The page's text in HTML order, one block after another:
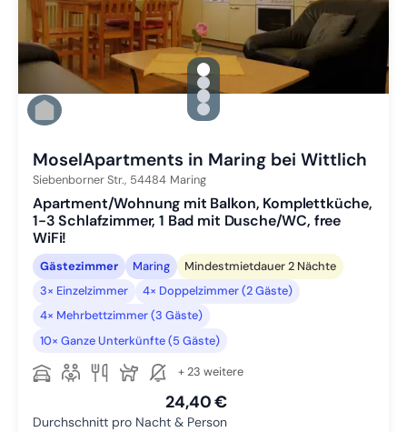
gallery.slide_selector
Zu Slide 1 wechseln
Zu Slide 2 wechseln
Zu Slide 3 wechseln
Zu Slide 4 wechseln
MoselApartments in Maring bei Wittlich
Siebenborner Str., 54484 Maring
Apartment/Wohnung mit Balkon, Komplettküche,
1-3 Schlafzimmer, 1 Bad mit Dusche/WC, free
WiFi!
Gästezimmer Maring
Mindestmietdauer 2 Nächte
3× Einzelzimmer
4× Doppelzimmer (2 Gäste)
4× Mehrbettzimmer (3 Gäste)
10× Ganze Unterkünfte (5 Gäste)
+ 23 weitere
24,40 €
Durchschnitt pro Nacht & Person